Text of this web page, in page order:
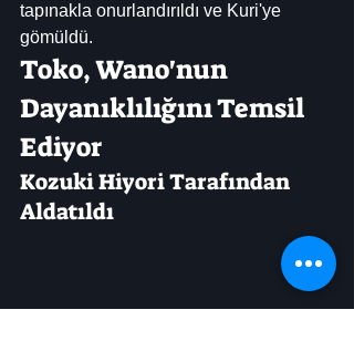
tapınakla onurlandırıldı ve Kuri'ye
gömüldü.
Toko, Wano'nun
Dayanıklılığını Temsil
Ediyor
Kozuki Hiyori Tarafından
Aldatıldı